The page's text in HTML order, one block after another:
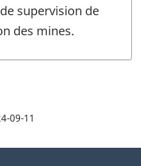
supervision de
des mines.
09-11